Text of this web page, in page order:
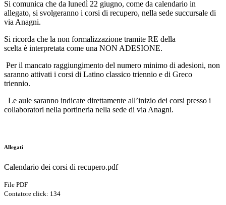
Si comunica che da lunedì 22 giugno, come da calendario in
allegato, si svolgeranno i corsi di recupero, nella sede succursale di
via Anagni.
Si ricorda che la non formalizzazione tramite RE della
scelta è interpretata come una NON ADESIONE.
Per il mancato raggiungimento del numero minimo di adesioni, non
saranno attivati i corsi di Latino classico triennio e di Greco
triennio.
Le aule saranno indicate direttamente all’inizio dei corsi presso i
collaboratori nella portineria nella sede di via Anagni.
Allegati
Calendario dei corsi di recupero.pdf
File PDF
Contatore click: 134